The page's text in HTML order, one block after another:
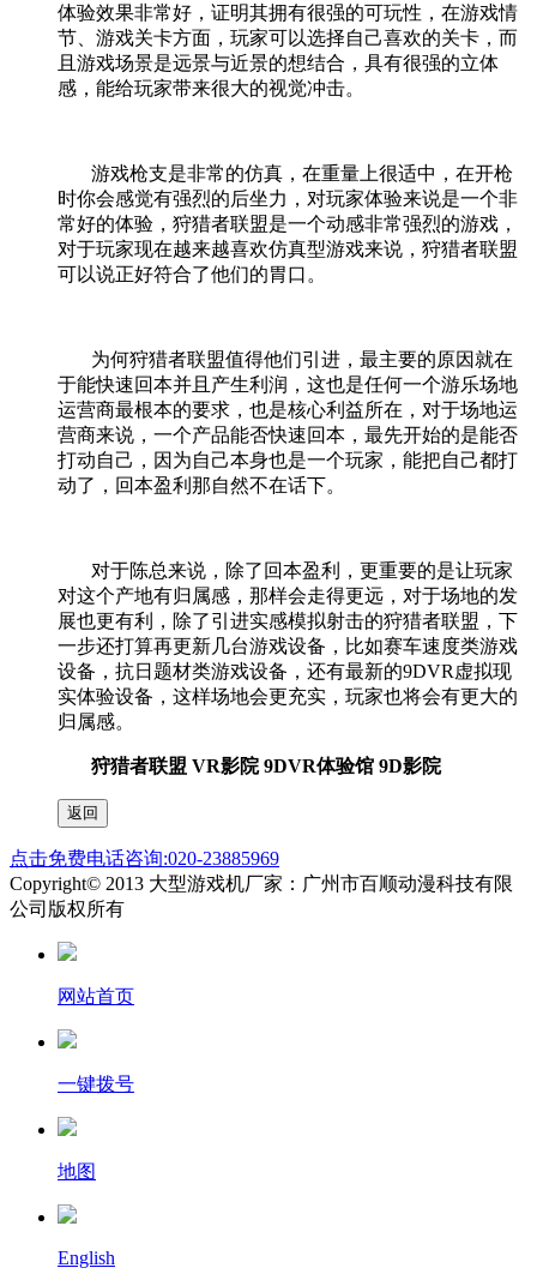
体验效果非常好，证明其拥有很强的可玩性，在游戏情
节、游戏关卡方面，玩家可以选择自己喜欢的关卡，而
且游戏场景是远景与近景的想结合，具有很强的立体
感，能给玩家带来很大的视觉冲击。
游戏枪支是非常的仿真，在重量上很适中，在开枪
时你会感觉有强烈的后坐力，对玩家体验来说是一个非
常好的体验，狩猎者联盟是一个动感非常强烈的游戏，
对于玩家现在越来越喜欢仿真型游戏来说，狩猎者联盟
可以说正好符合了他们的胃口。
为何狩猎者联盟值得他们引进，最主要的原因就在
于能快速回本并且产生利润，这也是任何一个游乐场地
运营商最根本的要求，也是核心利益所在，对于场地运
营商来说，一个产品能否快速回本，最先开始的是能否
打动自己，因为自己本身也是一个玩家，能把自己都打
动了，回本盈利那自然不在话下。
对于陈总来说，除了回本盈利，更重要的是让玩家
对这个产地有归属感，那样会走得更远，对于场地的发
展也更有利，除了引进实感模拟射击的狩猎者联盟，下
一步还打算再更新几台游戏设备，比如赛车速度类游戏
设备，抗日题材类游戏设备，还有最新的9DVR 虚拟现
实体验设备，这样场地会更充实，玩家也将会有更大的
归属感。
狩猎者联盟 VR影院 9DVR体验馆 9D影院
点击免费电话咨询:020-23885969
Copyright© 2013 大型游戏机厂家：广州市百顺动漫科技有限
公司版权所有
网站首页
一键拨号
地图
English